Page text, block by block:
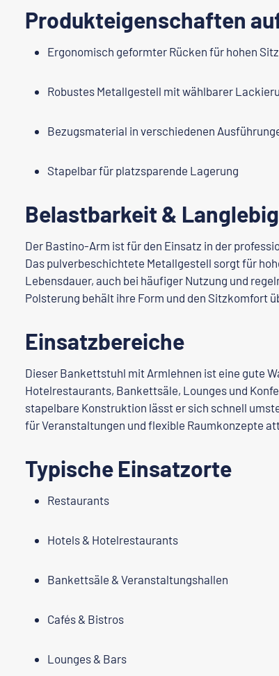
Produkteigenschaften
Ergonomisch geformter Rücken für hohen
Robustes Metallgestell mit wählbarer
Bezugsmaterial in verschiedenen
Stapelbar für platzsparende Lagerung
Belastbarkeit &
Der Bastino-Arm ist für den Einsatz in der
Das pulverbeschichtete Metallgestell sorgt für
Lebensdauer, auch bei häufiger Nutzung und
Polsterung behält ihre Form und den Sitzkomfort
Einsatzbereiche
Dieser Bankettstuhl mit Armlehnen ist eine gute
Hotelrestaurants, Bankettsäle, Lounges und
stapelbare Konstruktion lässt er sich schnell
für Veranstaltungen und flexible Raumkonzepte
Typische Einsatzorte
Restaurants
Hotels & Hotelrestaurants
Bankettsäle & Veranstaltungshallen
Cafés & Bistros
Lounges & Bars